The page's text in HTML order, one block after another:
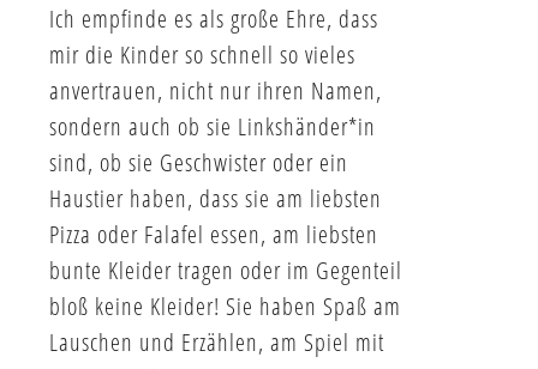
Ich empfinde es als große Ehre, dass
mir die Kinder so schnell so vieles
anvertrauen, nicht nur ihren Namen,
sondern auch ob sie Linkshänder*in
sind, ob sie Geschwister oder ein
Haustier haben, dass sie am liebsten
Pizza oder Falafel essen, am liebsten
bunte Kleider tragen oder im Gegenteil
bloß keine Kleider! Sie haben Spaß am
Lauschen und Erzählen, am Spiel mit